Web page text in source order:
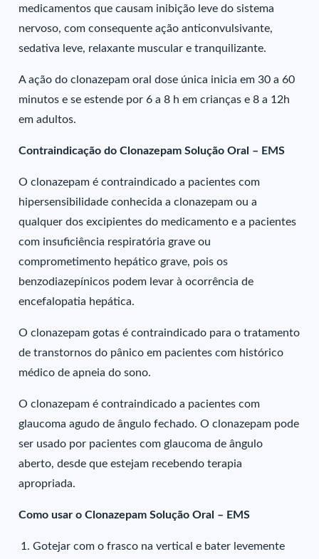
medicamentos que causam inibição leve do sistema
nervoso, com consequente ação anticonvulsivante,
sedativa leve, relaxante muscular e tranquilizante.
A ação do clonazepam oral dose única inicia em 30 a 60
minutos e se estende por 6 a 8 h em crianças e 8 a 12h
em adultos.
Contraindicação do Clonazepam Solução Oral – EMS
O clonazepam é contraindicado a pacientes com
hipersensibilidade conhecida a clonazepam ou a
qualquer dos excipientes do medicamento e a pacientes
com insuficiência respiratória grave ou
comprometimento hepático grave, pois os
benzodiazepínicos podem levar à ocorrência de
encefalopatia hepática.
O clonazepam gotas é contraindicado para o tratamento
de transtornos do pânico em pacientes com histórico
médico de apneia do sono.
O clonazepam é contraindicado a pacientes com
glaucoma agudo de ângulo fechado. O clonazepam pode
ser usado por pacientes com glaucoma de ângulo
aberto, desde que estejam recebendo terapia
apropriada.
Como usar o Clonazepam Solução Oral – EMS
Gotejar com o frasco na vertical e bater levemente